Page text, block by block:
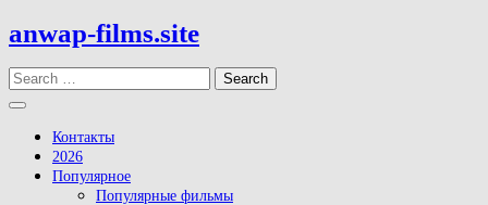
Skip
to
content
anwap-films.site
Search
Open
Button
Контакты
2026
Популярное
Популярные фильмы